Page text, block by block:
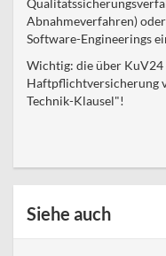
Abnahmeverfahren)
Software-Engineerings
Wichtig: die über KuV24
Haftpflichtversicherung
Technik-Klausel"!
Siehe auch